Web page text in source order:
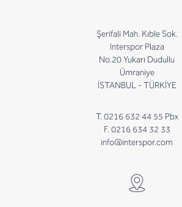
Şerifali Mah. Kıble Sok.
Interspor Plaza
No.20 Yukarı Dudullu
Ümraniye
İSTANBUL - TÜRKİYE
T. 0216 632 44 55 Pbx
F. 0216 634 32 33
info@interspor.com